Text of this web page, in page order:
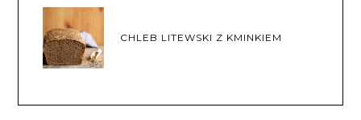
CHLEB LITEWSKI Z KMINKIEM